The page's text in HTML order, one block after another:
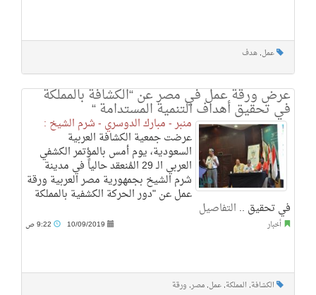
عمل, هدف
عرض ورقة عمل في مصر عن “الكشافة بالمملكة
في تحقيق أهداف التنمية المستدامة “
منبر - مبارك الدوسري - شرم الشيخ :
عرضت جمعية الكشافة العربية
السعودية، يوم أمس بالمؤتمر الكشفي
العربي الـ 29 المُنعقد حالياً في مدينة
شرم الشيخ بجمهورية مصر العربية ورقة
عمل عن "دور الحركة الكشفية بالمملكة
في تحقيق .. التفاصيل
أخبار 10/09/2019
الكشافة, المملكة, عمل, مصر, ورقة